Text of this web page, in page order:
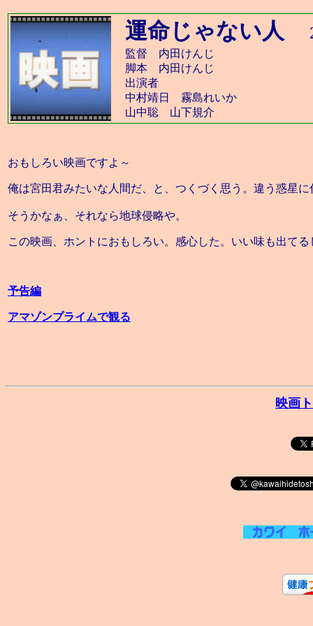
運命じゃない人
監督 内田けんじ
脚本 内田けんじ
出演者
中村靖日 霧島れいか
山中聡 山下規介
おもしろい映画ですよ～
俺は宮田君みたいな人間だ、と、つくづく思う。違う惑星
そうかなぁ、それなら地球侵略や。
この映画、ホントにおもしろい。感心した。いい味も出て
予告編
アマゾンプライムで観る
映画